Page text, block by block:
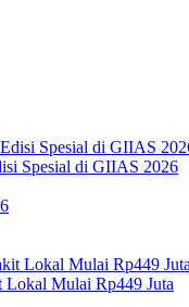
Spesial di GIIAS 2026
Mulai Rp449 Juta